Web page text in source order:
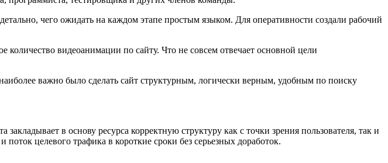
чего ожидать на каждом этапе простым языком. Для оперативности создали рабочий
видеоанимации по сайту. Что не совсем отвечает основной цели
важно было сделать сайт структурным, логически верным, удобным по поиску
в основу ресурса корректную структуру как с точки зрения пользователя, так и
целевого трафика в короткие сроки без серьезных доработок.